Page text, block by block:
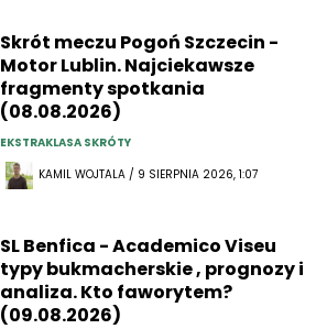
Skrót meczu Pogoń Szczecin -
Motor Lublin. Najciekawsze
fragmenty spotkania
(08.08.2026)
EKSTRAKLASA SKRÓTY
KAMIL WOJTALA / 9 SIERPNIA 2026, 1:07
SL Benfica - Academico Viseu
typy bukmacherskie , prognozy i
analiza. Kto faworytem?
(09.08.2026)